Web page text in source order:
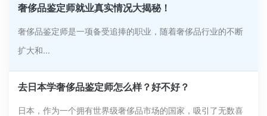
奢侈品鉴定师就业真实情况大揭秘！
奢侈品鉴定师是一项备受追捧的职业，随着奢侈品行业的不断
扩大和...
去日本学奢侈品鉴定师怎么样？好不好？
日本，作为一个拥有世界级奢侈品市场的国家，吸引了无数喜